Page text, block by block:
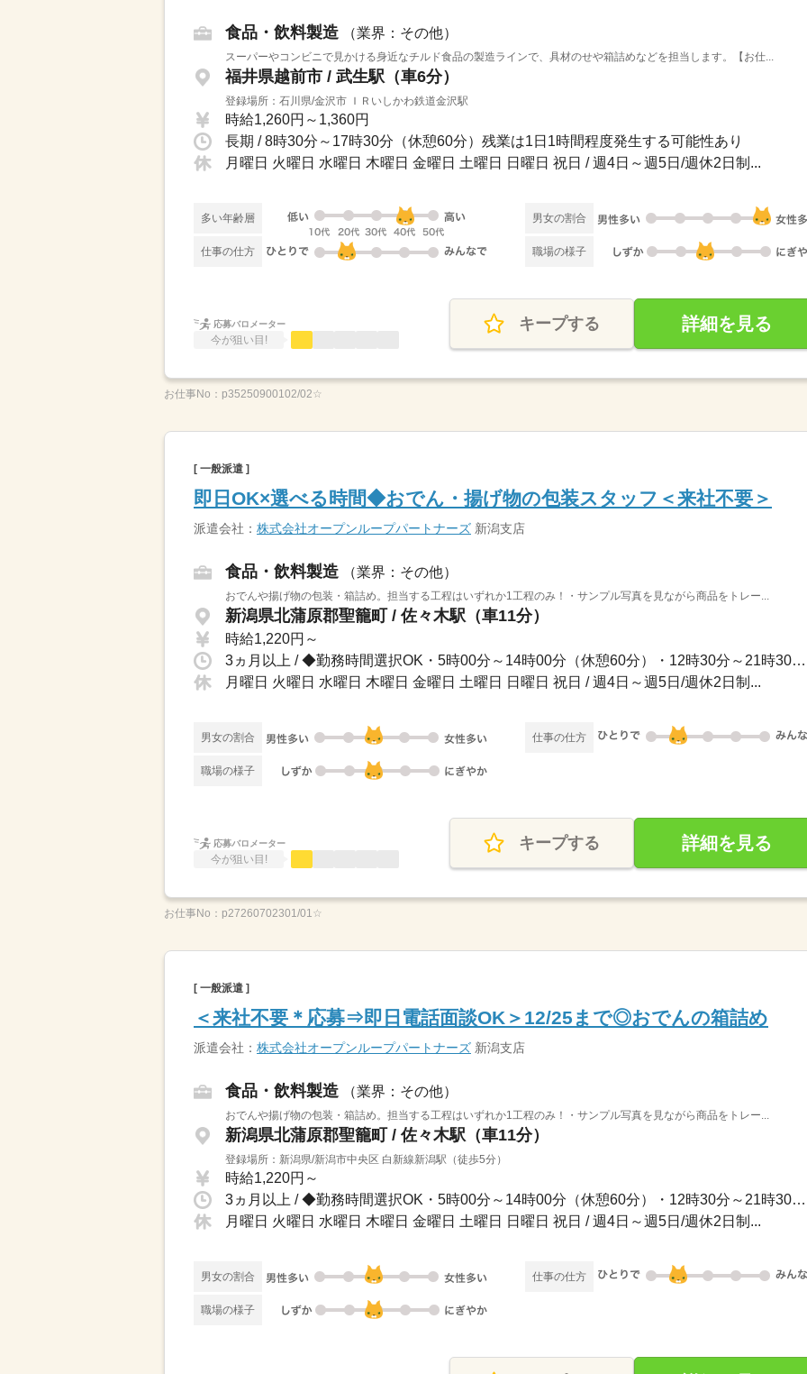
食品・飲料製造 （業界：その他）
スーパーやコンビニで見かける身近なチルド食品の製造ラインで、具材のせや箱詰めなどを担当します。【お仕...
福井県越前市 / 武生駅（車6分）
登録場所：石川県/金沢市 ＩＲいしかわ鉄道金沢駅
時給1,260円～1,360円
長期 / 8時30分～17時30分（休憩60分）残業は1日1時間程度発生する可能性あり
月曜日 火曜日 水曜日 木曜日 金曜日 土曜日 日曜日 祝日 / 週4日～週5日/週休2日制...
多い年齢層 男女の割合
仕事の仕方 職場の様子
応募バロメーター
今が狙い目!
キープする 詳細を見る
お仕事No： p35250900102/02☆
[ 一般派遣 ]
即日OK×選べる時間◆おでん・揚げ物の包装スタッフ＜来社不要＞
派遣会社： 株式会社オープンループパートナーズ 新潟支店
食品・飲料製造 （業界：その他）
おでんや揚げ物の包装・箱詰め。担当する工程はいずれか1工程のみ！・サンプル写真を見ながら商品をトレー...
新潟県北蒲原郡聖籠町 / 佐々木駅（車11分）
時給1,220円～
3ヵ月以上 / ◆勤務時間選択OK・5時00分～14時00分（休憩60分）・12時30分～21時30分（...
月曜日 火曜日 水曜日 木曜日 金曜日 土曜日 日曜日 祝日 / 週4日～週5日/週休2日制...
男女の割合 仕事の仕方
職場の様子
応募バロメーター
今が狙い目!
キープする 詳細を見る
お仕事No： p27260702301/01☆
[ 一般派遣 ]
＜来社不要＊応募⇒即日電話面談OK＞12/25まで◎おでんの箱詰め
派遣会社： 株式会社オープンループパートナーズ 新潟支店
食品・飲料製造 （業界：その他）
おでんや揚げ物の包装・箱詰め。担当する工程はいずれか1工程のみ！・サンプル写真を見ながら商品をトレー...
新潟県北蒲原郡聖籠町 / 佐々木駅（車11分）
登録場所：新潟県/新潟市中央区 白新線新潟駅（徒歩5分）
時給1,220円～
3ヵ月以上 / ◆勤務時間選択OK・5時00分～14時00分（休憩60分）・12時30分～21時30分（...
月曜日 火曜日 水曜日 木曜日 金曜日 土曜日 日曜日 祝日 / 週4日～週5日/週休2日制...
男女の割合 仕事の仕方
職場の様子